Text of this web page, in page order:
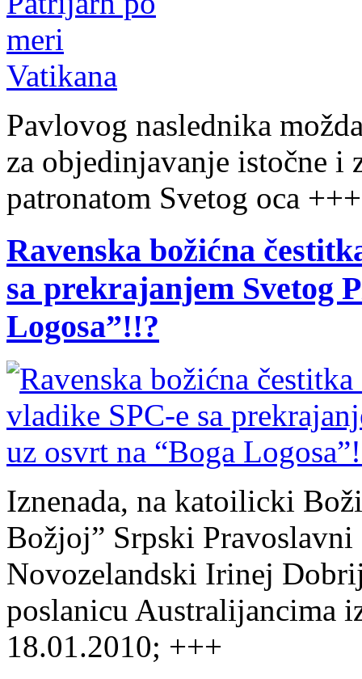
Pavlovog naslednika
za objedinjavanje istočne i
patronatom Svetog oca +++
Ravenska božićna
sa prekrajanjem Svetog
Logosa”!!?
Iznenada, na katoilicki
Božjoj” Srpski
Novozelandski Irinej
poslanicu Australijancima
18.01.2010; +++